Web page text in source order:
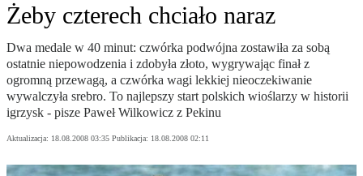
Żeby czterech chciało naraz
Dwa medale w 40 minut: czwórka podwójna zostawiła za sobą
ostatnie niepowodzenia i zdobyła złoto, wygrywając finał z
ogromną przewagą, a czwórka wagi lekkiej nieoczekiwanie
wywalczyła srebro. To najlepszy start polskich wioślarzy w historii
igrzysk - pisze Paweł Wilkowicz z Pekinu
Aktualizacja: 18.08.2008 03:35 Publikacja: 18.08.2008 02:11